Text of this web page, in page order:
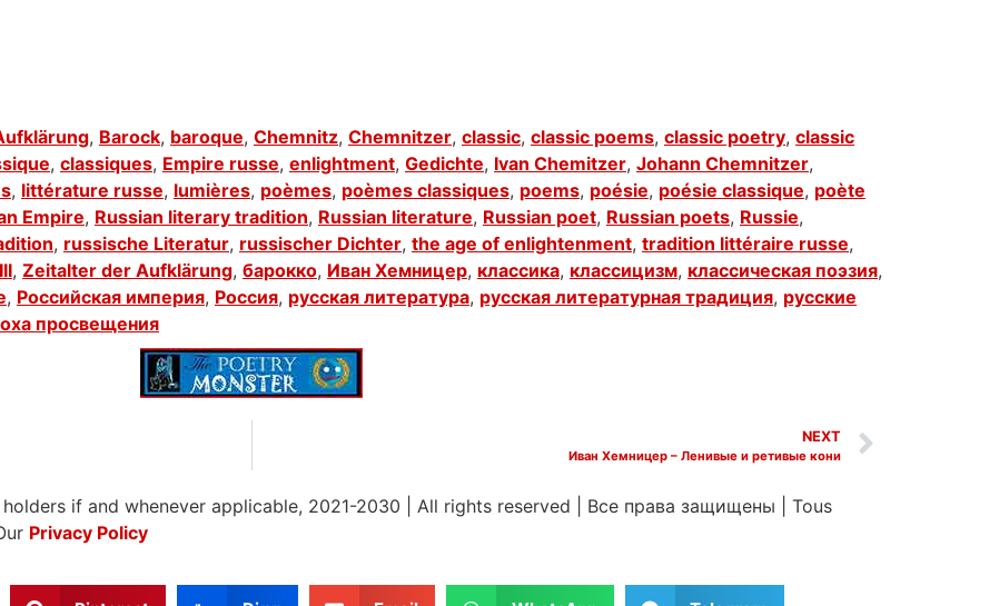
, Barock, baroque, Chemnitz, Chemnitzer, classic, classic poems, classic poetry, classic
, classiques, Empire russe, enlightment, Gedichte, Ivan Chemitzer, Johann Chemnitzer,
, littérature russe, lumières, poèmes, poèmes classiques, poems, poésie, poésie classique, poète
Empire, Russian literary tradition, Russian literature, Russian poet, Russian poets, Russie,
, russische Literatur, russischer Dichter, the age of enlightenment, tradition littéraire russe,
, Zeitalter der Aufklärung, барокко, Иван Хемницер, классика, классицизм, классическая поэзия,
, Российская империя, Россия, русская литература, русская литературная традиция, русские
просвещения
NEXT
Иван Хемницер – Ленивые и ретивые кони
if and whenever applicable, 2021-2030 All rights reserved Все права защищены
Tous
Privacy Policy